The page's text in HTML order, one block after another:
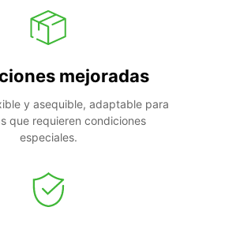
mejoradas
y asequible, adaptable para
que requieren condiciones
especiales.